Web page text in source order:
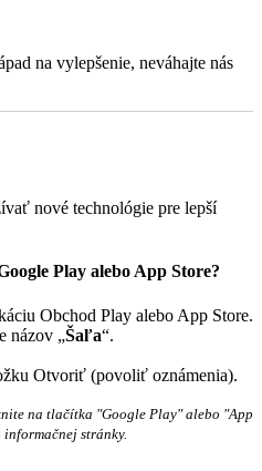
na vylepšenie, neváhajte nás
nové technológie pre lepší
Play alebo App Store?
Obchod Play alebo App Store.
názov „Šaľa“.
Otvoriť (povoliť oznámenia).
na tlačítka "Google Play" alebo "App
stránky.